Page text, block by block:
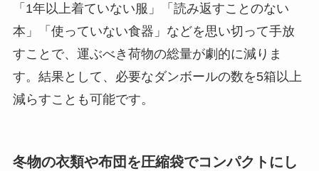
「1年以上着ていない服」「読み返すことのない
本」「使っていない食器」 などを思い切って手放
すことで、運ぶべき荷物の総量が劇的に減りま
す。結果として、 必要なダンボールの数を5箱以上
減らすことも可能です。
冬物の衣類や布団を圧縮袋でコンパクトにし